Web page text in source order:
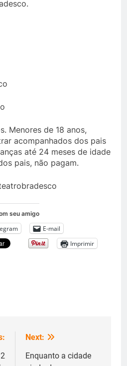
Menores de 18 anos,
acompanhados dos pais
até 24 meses de idade
pais, não pagam.
seu amigo
E-mail
Imprimir
Next:
Enquanto a cidade